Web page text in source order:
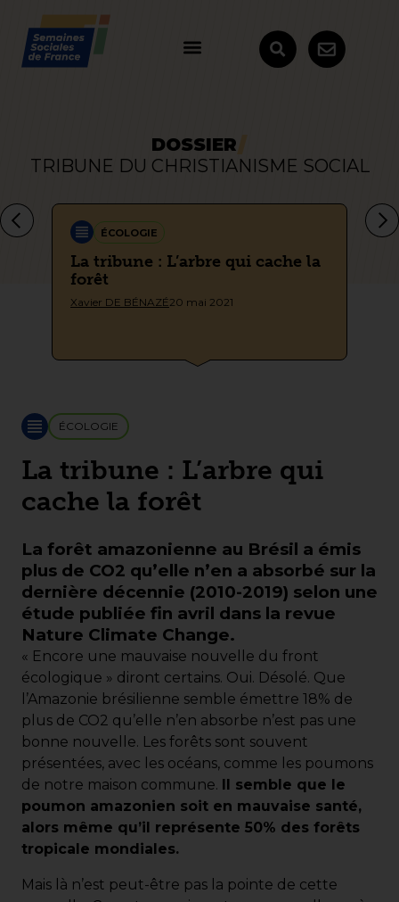
DOSSIER
TRIBUNE DU CHRISTIANISME SOCIAL
ÉCOLOGIE
La tribune : L’arbre qui cache la
forêt
Xavier DE BÉNAZÉ20 mai 2021
ÉCOLOGIE
La tribune : L’arbre qui
cache la forêt
La forêt amazonienne au Brésil a émis
plus de CO2 qu’elle n’en a absorbé sur la
dernière décennie (2010-2019) selon une
étude publiée fin avril dans la revue
Nature Climate Change.
« Encore une mauvaise nouvelle du front
écologique » diront certains. Oui. Désolé. Que
l’Amazonie brésilienne semble émettre 18% de
plus de CO2 qu’elle n’en absorbe n’est pas une
bonne nouvelle. Les forêts sont souvent
présentées, avec les océans, comme les poumons
de notre maison commune. Il semble que le
poumon amazonien soit en mauvaise santé,
alors même qu’il représente 50% des forêts
tropicale mondiales.
Mais là n’est peut-être pas la pointe de cette